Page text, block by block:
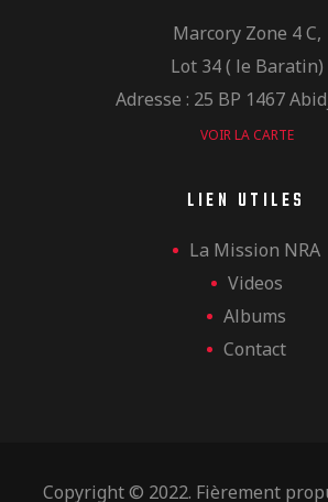
Marcory Zone 4 C,
Lot 34 ( le Baratin)
Adresse : 25 BP 1467
VOIR LA CARTE
LIEN UTILES
La Mission NRA
Videos
Albums
Contact
Copyright © 2022. Fièrement